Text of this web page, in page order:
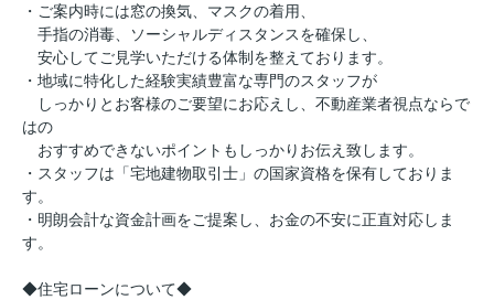
・ご案内時には窓の換気、マスクの着用、
手指の消毒、ソーシャルディスタンスを確保し、
安心してご見学いただける体制を整えております。
・地域に特化した経験実績豊富な専門のスタッフが
しっかりとお客様のご要望にお応えし、不動産業者視点ならで
はの
おすすめできないポイントもしっかりお伝え致します。
・スタッフは「宅地建物取引士」の国家資格を保有しておりま
す。
・明朗会計な資金計画をご提案し、お金の不安に正直対応しま
す。
◆住宅ローンについて◆